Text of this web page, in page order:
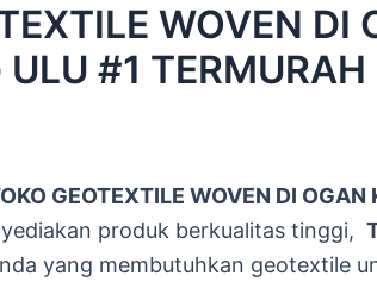
WOVEN DI
ULU #1 TERMURAH
GEOTEXTILE WOVEN DI OGAN
produk berkualitas tinggi,
yang membutuhkan geotextile